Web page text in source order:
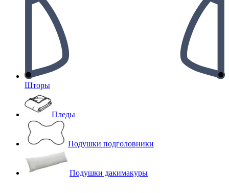
Шторы
Пледы
Подушки подголовники
Подушки дакимакуры